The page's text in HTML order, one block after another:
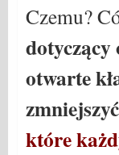
Czemu?
dotyczący
otwarte
które